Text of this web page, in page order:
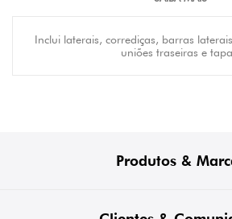
Inclui laterais, corrediças, barras
uniões traseiras e
Produtos &